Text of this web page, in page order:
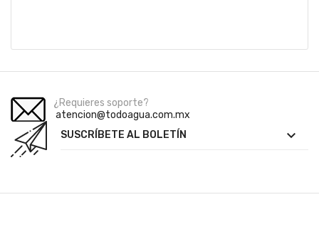
¿Requieres soporte?
atencion@todoagua.com.mx
SUSCRÍBETE AL BOLETÍN
